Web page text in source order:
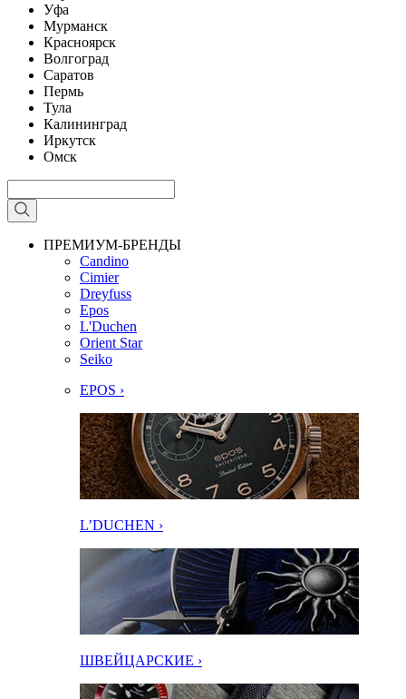
Уфа
Мурманск
Красноярск
Волгоград
Саратов
Пермь
Тула
Калининград
Иркутск
Омск
ПРЕМИУМ-БРЕНДЫ
Candino
Cimier
Dreyfuss
Epos
L'Duchen
Orient Star
Seiko
EPOS ›
L’DUCHEN ›
ШВЕЙЦАРСКИЕ ›